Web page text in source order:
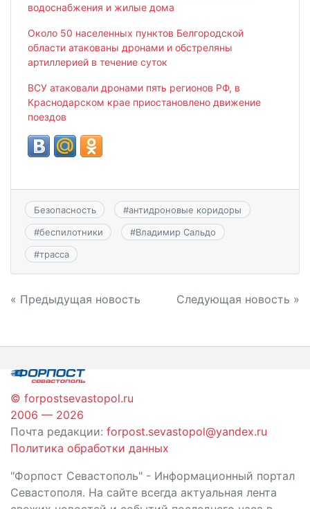
водоснабжения и жилые дома
Около 50 населенных пунктов Белгородской
области атакованы дронами и обстреляны
артиллерией в течение суток
ВСУ атаковали дронами пять регионов РФ, в
Краснодарском крае приостановлено движение
поездов
Безопасность #антидроновые коридоры
#беспилотники #Владимир Сальдо
#трасса
Навигация
записям
« Предыдущая новость Следующая новость »
© forpostsevastopol.ru
2006 — 2026
Почта редакции: forpost.sevastopol@yandex.ru
Политика обработки данных
"Форпост Севастополь" - Информационный портал
Севастополя. На сайте всегда актуальная лента